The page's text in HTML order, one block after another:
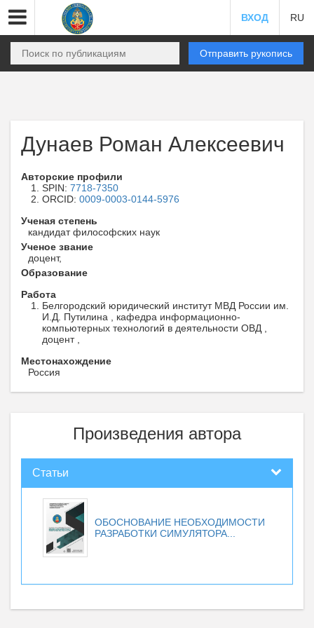
ВХОД RU
Отправить рукопись
Дунаев Роман Алексеевич
Авторские профили
SPIN: 7718-7350
ORCID: 0009-0003-0144-5976
Ученая степень
кандидат философских наук
Ученое звание
доцент,
Образование
Работа
Белгородский юридический институт МВД России им.
И.Д. Путилина , кафедра информационно-
компьютерных технологий в деятельности ОВД ,
доцент ,
Местонахождение
Россия
Произведения автора
Статьи
ОБОСНОВАНИЕ НЕОБХОДИМОСТИ
РАЗРАБОТКИ СИМУЛЯТОРА...